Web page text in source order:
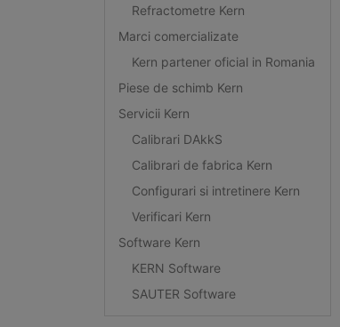
Refractometre Kern
Marci comercializate
Kern partener oficial in Romania
Piese de schimb Kern
Servicii Kern
Calibrari DAkkS
Calibrari de fabrica Kern
Configurari si intretinere Kern
Verificari Kern
Software Kern
KERN Software
SAUTER Software